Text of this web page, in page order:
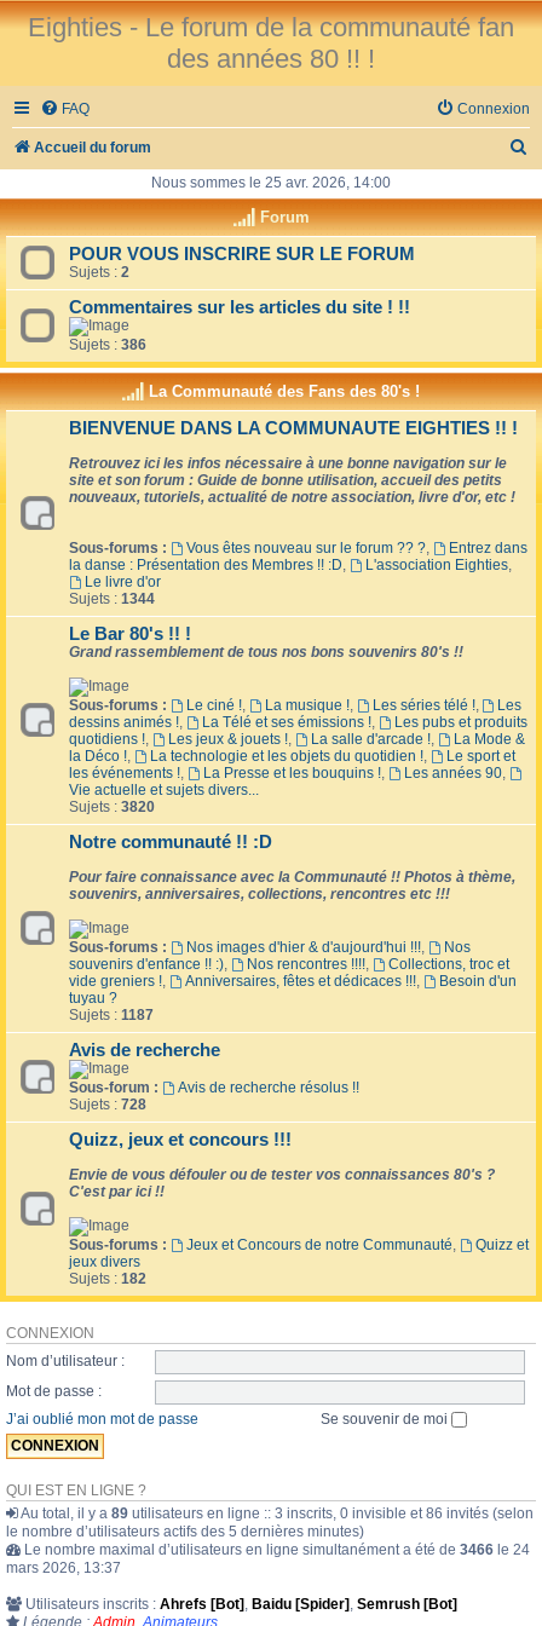
Eighties - Le forum de la communauté fan
des années 80 !! !
FAQ Connexion
Accueil du forum
h
h
e
Nous sommes le 25 avr. 2026, 14:00
Forum
POUR VOUS INSCRIRE SUR LE FORUM
Sujets : 2
Commentaires sur les articles du site ! !!
Sujets : 386
La Communauté des Fans des 80's !
BIENVENUE DANS LA COMMUNAUTE EIGHTIES !! !
Retrouvez ici les infos nécessaire à une bonne navigation sur le
site et son forum : Guide de bonne utilisation, accueil des petits
nouveaux, tutoriels, actualité de notre association, livre d'or, etc !
Sous-forums : Vous êtes nouveau sur le forum ?? ?,
Entrez dans
la danse : Présentation des Membres !! :D, L'association Eighties,
Le livre d'or
Sujets : 1344
Le Bar 80's !! !
Grand rassemblement de tous nos bons souvenirs 80's !!
Sous-forums : Le ciné !, La musique !, Les séries télé !,
Les
dessins animés !, La Télé et ses émissions !,
Les pubs et produits
quotidiens !, Les jeux & jouets !, La salle d'arcade !,
La Mode &
la Déco !, La technologie et les objets du quotidien !,
Le sport et
les événements !, La Presse et les bouquins !, Les années 90,
Vie actuelle et sujets divers...
Sujets : 3820
Notre communauté !! :D
Pour faire connaissance avec la Communauté !! Photos à thème,
souvenirs, anniversaires, collections, rencontres etc !!!
Sous-forums : Nos images d'hier & d'aujourd'hui !!!,
Nos
souvenirs d'enfance !! :), Nos rencontres !!!!,
Collections, troc et
vide greniers !, Anniversaires, fêtes et dédicaces !!!,
Besoin d'un
tuyau ?
Sujets : 1187
Avis de recherche
Sous-forum :
Avis de recherche résolus !!
Sujets : 728
Quizz, jeux et concours !!!
Envie de vous défouler ou de tester vos connaissances 80's ?
C'est par ici !!
Sous-forums : Jeux et Concours de notre Communauté,
Quizz et
jeux divers
Sujets : 182
CONNEXION
Nom d’utilisateur :
Mot de passe :
J’ai oublié mon mot de passe
Se souvenir de moi
QUI EST EN LIGNE ?
Au total, il y a 89 utilisateurs en ligne :: 3 inscrits, 0 invisible et 86 invités (selon
le nombre d’utilisateurs actifs des 5 dernières minutes)
Le nombre maximal d’utilisateurs en ligne simultanément a été de 3466 le 24
mars 2026, 13:37
Utilisateurs inscrits : Ahrefs [Bot] , Baidu [Spider] , Semrush [Bot]
Légende : Admin Animateurs